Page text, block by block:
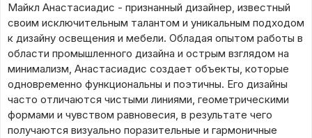
Майкл Анастасиадис - признанный дизайнер, известный
своим исключительным талантом и уникальным подходом
к дизайну освещения и мебели. Обладая опытом работы в
области промышленного дизайна и острым взглядом на
минимализм, Анастасиадис создает объекты, которые
одновременно функциональны и поэтичны. Его дизайны
часто отличаются чистыми линиями, геометрическими
формами и чувством равновесия, в результате чего
получаются визуально поразительные и гармоничные